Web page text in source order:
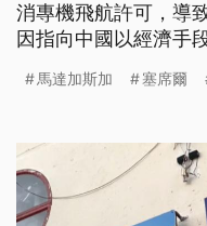
消專機飛航許可，導
因指向中國以經濟手
程受阻，與史王都感
案，對於中共粗暴行
馬達加斯加 塞席爾